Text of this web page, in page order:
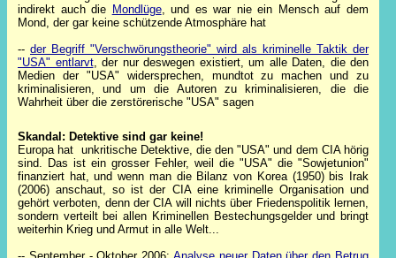
indirekt auch die Mondlüge, und es war nie ein Mensch auf dem
Mond, der gar keine schützende Atmosphäre hat
-- der Begriff "Verschwörungstheorie" wird als kriminelle Taktik der
"USA" entlarvt, der nur deswegen existiert, um alle Daten, die den
Medien der "USA" widersprechen, mundtot zu machen und zu
kriminalisieren, und um die Autoren zu kriminalisieren, die die
Wahrheit über die zerstörerische "USA" sagen
Skandal: Detektive sind gar keine!
Europa hat unkritische Detektive, die den "USA" und dem CIA hörig
sind. Das ist ein grosser Fehler, weil die "USA" die "Sowjetunion"
finanziert hat, und wenn man die Bilanz von Korea (1950) bis Irak
(2006) anschaut, so ist der CIA eine kriminelle Organisation und
gehört verboten, denn der CIA will nichts über Friedenspolitik lernen,
sondern verteilt bei allen Kriminellen Bestechungsgelder und bringt
weiterhin Krieg und Armut in alle Welt...